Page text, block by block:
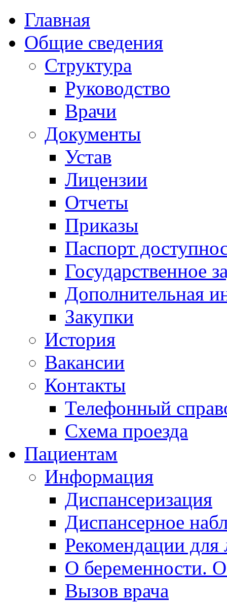
Главная
Общие сведения
Структура
Руководство
Врачи
Документы
Устав
Лицензии
Отчеты
Приказы
Паспорт
Государственное
Дополнительная
Закупки
История
Вакансии
Контакты
Телефонный
Схема проезда
Пациентам
Информация
Диспансеризация
Диспансерное
Рекомендации для
О беременности.
Вызов врача